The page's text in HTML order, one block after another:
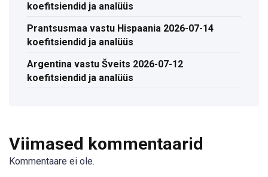
koefitsiendid ja analüüs
Prantsusmaa vastu Hispaania 2026-07-14
koefitsiendid ja analüüs
Argentina vastu Šveits 2026-07-12
koefitsiendid ja analüüs
Viimased kommentaarid
Kommentaare ei ole.